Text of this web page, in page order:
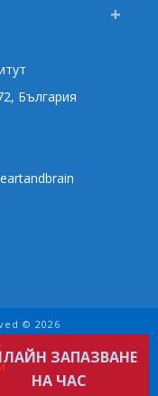
България
© 2026
ЗАПАЗВАНЕ
НА ЧАС